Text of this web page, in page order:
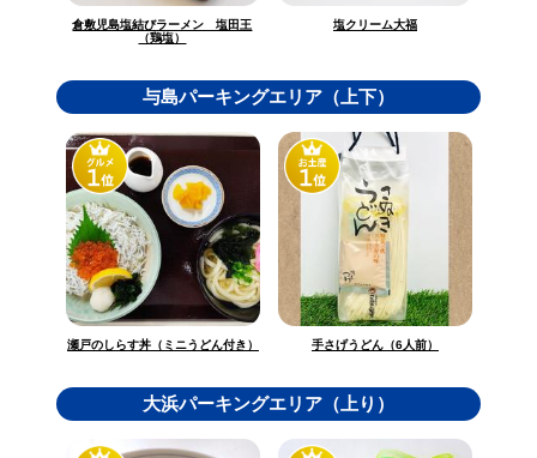
倉敷児島塩結びラーメン 塩田王
（鶏塩）
塩クリーム大福
与島パーキングエリア（上下）
瀬戸のしらす丼（ミニうどん付き） 手さげうどん（6人前）
大浜パーキングエリア（上り）